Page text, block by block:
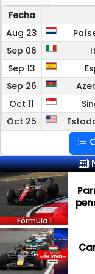
Fecha
Aug 23
Sep 06
Sep 13
Sep 26
Oct 11
Oct 25
Fórmula 1